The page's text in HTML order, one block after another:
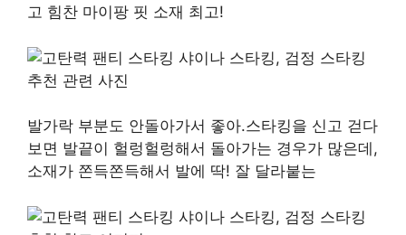
고 힘찬 마이팡 핏 소재 최고!
발가락 부분도 안돌아가서 좋아.스타킹을 신고 걷다
보면 발끝이 헐렁헐렁해서 돌아가는 경우가 많은데,
소재가 쫀득쫀득해서 발에 딱! 잘 달라붙는